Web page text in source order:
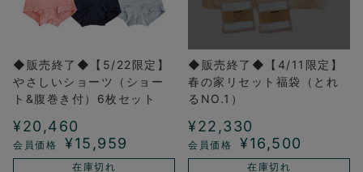
◆販売終了◆【5/22限定】
やさしいショーツ（ショー
ト&腹巻き付）6枚セット
¥20,460
¥15,959
在庫切れ
◆販売終了◆【4/11限定】
春の家リセット福袋（とれ
るNO.1）
¥22,330
¥16,500
在庫切れ